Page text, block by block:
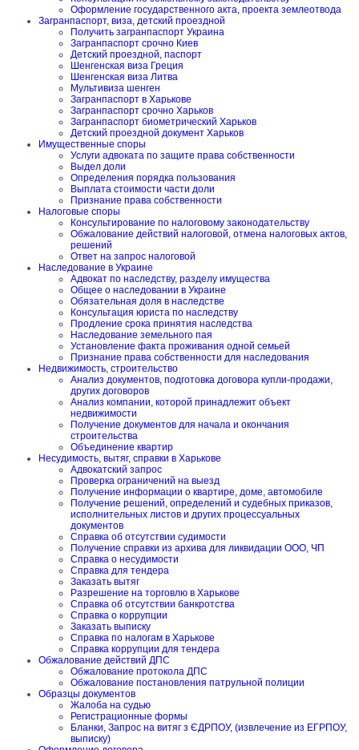
Оформление государственного акта, проекта землеотвода
Загранпаспорт, виза, детский проездной
Получить загранпаспорт Украина
Загранпаспорт срочно Киев
Детский проездной, паспорт
Шенгенская виза Греция
Шенгенская виза Литва
Мультивиза шенген
Загранпаспорт в Харькове
Загранпаспорт срочно Харьков
Загранпаспорт биометрический Харьков
Детский проездной документ Харьков
Имущественные споры
Услуги адвоката по защите права собственности
Выдел доли
Определения порядка пользования
Выплата стоимости части доли
Признание права собственности
Налоговые споры
Консультирование по налоговому законодательству
Обжалование действий налоговой, отмена налоговых актов,
решений
Ответ на запрос налоговой
Наследование в Украине
Адвокат по наследству, разделу имущества
Общее о наследовании в Украине
Обязательная доля в наследстве
Консультация юриста по наследству
Продление срока принятия наследства
Наследование земельного пая
Установление факта проживания одной семьей
Признание права собственности для наследования
Недвижимость, строительство
Анализ документов, подготовка договора купли-продажи,
других договоров
Анализ компании, которой принадлежит объект
недвижимости
Получение документов для начала и окончания
строительства
Объединение квартир
Несудимость, вытяг, справки в Харькове
Адвокатский запрос
Проверка ограничений на выезд
Получение информации о квартире, доме, автомобиле
Получение решений, определений и судебных приказов,
исполнительных листов и других процессуальных
документов
Справка об отсутствии судимости
Получение справки из архива для ликвидации ООО, ЧП
Справка о несудимости
Справка для тендера
Заказать вытяг
Разрешение на торговлю в Харькове
Справка об отсутствии банкротства
Справка о коррупции
Заказать выписку
Справка по налогам в Харькове
Справка коррупции для тендера
Обжалование действий ДПС
Обжалование протокола ДПС
Обжалование постановления патрульной полиции
Образцы документов
Жалоба на судью
Регистрационные формы
Бланки, Запрос на витяг з ЄДРПОУ, (извлечение из ЕГРПОУ,
выписку)